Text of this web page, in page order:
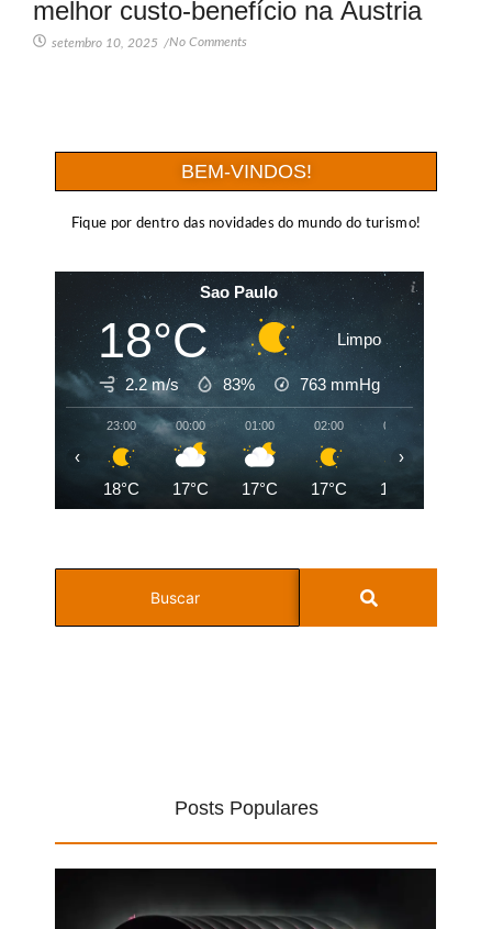
melhor custo-benefício na Áustria
setembro 10, 2025 /No Comments
BEM-VINDOS!
Fique por dentro das novidades do mundo do turismo!
Sao Paulo
18°C Limpo
2.2 m/s 83% 763 mmHg
23:00
18°C
00:00
17°C
01:00
17°C
02:00
17°C
03:00
17°C
‹ ›
Posts Populares